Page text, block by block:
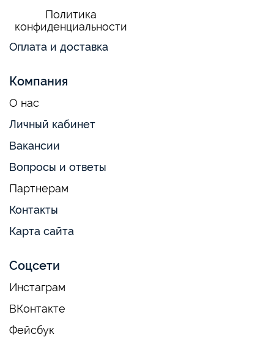
Политика
конфиденциальности
Оплата и доставка
Компания
О нас
Личный кабинет
Вакансии
Вопросы и ответы
Партнерам
Контакты
Карта сайта
Соцсети
Инстаграм
ВКонтакте
Фейсбук